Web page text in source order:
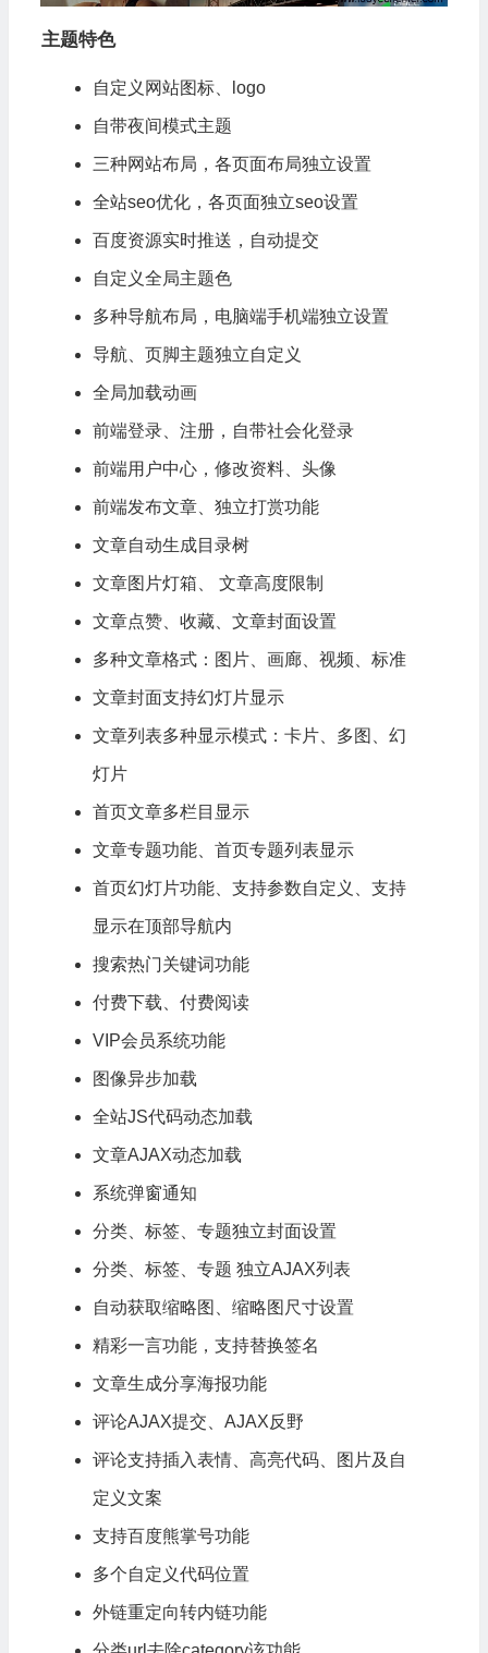
主题特色
自定义网站图标、logo
自带夜间模式主题
三种网站布局，各页面布局独立设置
全站seo优化，各页面独立seo设置
百度资源实时推送，自动提交
自定义全局主题色
多种导航布局，电脑端手机端独立设置
导航、页脚主题独立自定义
全局加载动画
前端登录、注册，自带社会化登录
前端用户中心，修改资料、头像
前端发布文章、独立打赏功能
文章自动生成目录树
文章图片灯箱、 文章高度限制
文章点赞、收藏、文章封面设置
多种文章格式：图片、画廊、视频、标准
文章封面支持幻灯片显示
文章列表多种显示模式：卡片、多图、幻
灯片
首页文章多栏目显示
文章专题功能、首页专题列表显示
首页幻灯片功能、支持参数自定义、支持
显示在顶部导航内
搜索热门关键词功能
付费下载 、付费阅读
VIP会员系统功能
图像异步加载
全站JS代码动态加载
文章AJAX动态加载
系统弹窗通知
分类、标签、专题独立封面设置
分类、标签、专题 独立AJAX列表
自动获取缩略图、缩略图尺寸设置
精彩一言功能，支持替换签名
文章生成分享海报功能
评论AJAX提交、AJAX反野
评论支持插入表情、高亮代码、图片及自
定义文案
支持百度熊掌号功能
多个自定义代码位置
外链重定向转内链功能